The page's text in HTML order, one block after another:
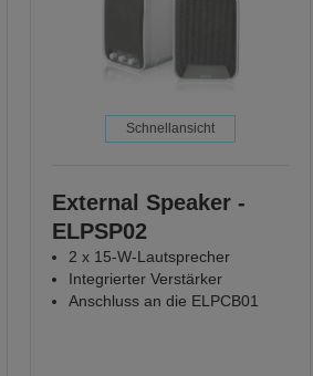
Schnellansicht
External Speaker -
ELPSP02
2 x 15-W-Lautsprecher
Integrierter Verstärker
Anschluss an die ELPCB01